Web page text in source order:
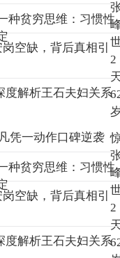
围中时，舆论场上却
的主持人曹可凡，仅
天内，就实现了口碑
议标签。比如“九转
了一些人调侃的对
网友们的诸多讨论；
文化，这些争议让他
2
种贫穷思维：习惯性
2
种贫穷思维：习惯性